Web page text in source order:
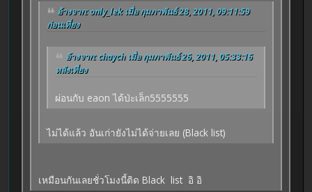
อ้างจาก: only_lek เมื่อ กุมภาพันธ์ 28, 2011, 09:11:59
ก่อนเที่ยง
อ้างจาก: chaych เมื่อ กุมภาพันธ์ 26, 2011, 05:33:16
หลังเที่ยง
ผ่อนกับ eaon ได้ป่ะเล็ก5555555
ไม่ได้แล้ว อันเก่ายังไม่ได้จ่ายเลย (Black list)
เหมือนกันเลยชั่วโมงนี้ติด Black list อิ อิ